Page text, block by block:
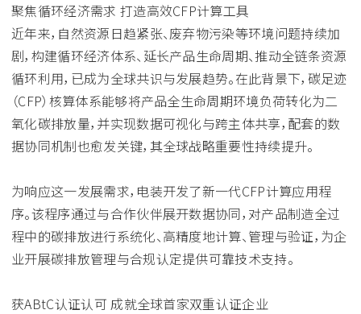
聚焦循环经济需求 打造高效CFP计算工具
近年来，自然资源日趋紧张、废弃物污染等环境问题持续加
剧，构建循环经济体系、延长产品生命周期、推动全链条资源
循环利用，已成为全球共识与发展趋势。在此背景下，碳足迹
（CFP）核算体系能够将产品全生命周期环境负荷转化为二
氧化碳排放量，并实现数据可视化与跨主体共享，配套的数
据协同机制也愈发关键，其全球战略重要性持续提升。
为响应这一发展需求，电装开发了新一代CFP计算应用程
序。该程序通过与合作伙伴展开数据协同，对产品制造全过
程中的碳排放进行系统化、高精度地计算、管理与验证，为企
业开展碳排放管理与合规认定提供可靠技术支持。
获ABtC认证认可 成就全球首家双重认证企业